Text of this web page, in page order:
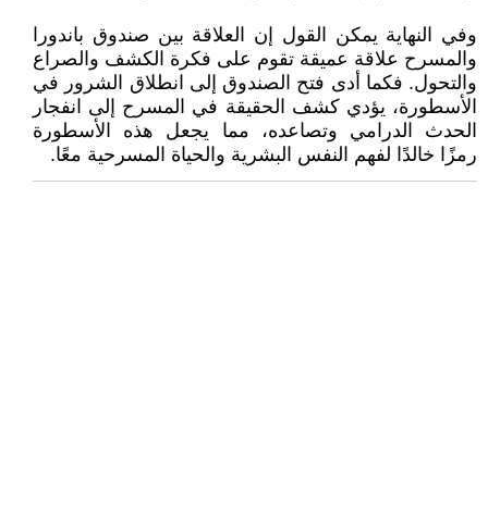
وفي النهاية يمكن القول إن العلاقة بين صندوق باندورا
والمسرح علاقة عميقة تقوم على فكرة الكشف والصراع
والتحول. فكما أدى فتح الصندوق إلى انطلاق الشرور في
الأسطورة، يؤدي كشف الحقيقة في المسرح إلى انفجار
الحدث الدرامي وتصاعده، مما يجعل هذه الأسطورة
رمزًا خالدًا لفهم النفس البشرية والحياة المسرحية معًا.